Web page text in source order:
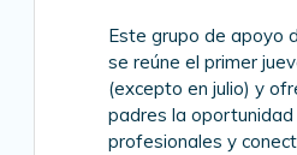
Este grupo de apoyo
se reúne el primer
(excepto en julio) y
padres la
profesionales y